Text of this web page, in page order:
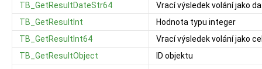
TB_GetResultDateStr64
Vrací výsledek volání jako
TB_GetResultInt
Hodnota typu integer
TB_GetResultInt64
Vrací výsledek volání jako
TB_GetResultObject
ID objektu